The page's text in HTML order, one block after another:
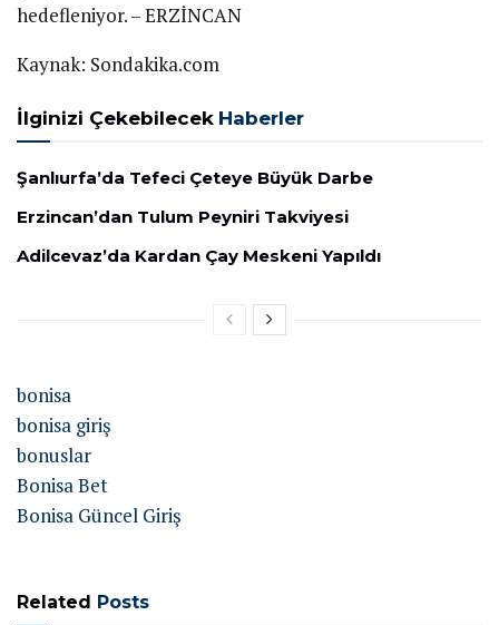
hedefleniyor. – ERZİNCAN
Kaynak: Sondakika.com
İlginizi Çekebilecek Haberler
Şanlıurfa’da Tefeci Çeteye Büyük Darbe
Erzincan’dan Tulum Peyniri Takviyesi
Adilcevaz’da Kardan Çay Meskeni Yapıldı
bonisa
bonisa giriş
bonuslar
Bonisa Bet
Bonisa Güncel Giriş
Related Posts